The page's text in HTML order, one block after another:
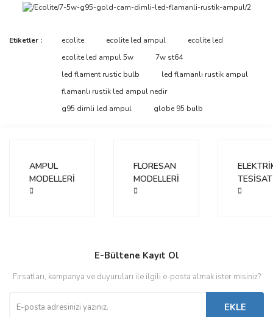
Bu ürüne ilk yorumu siz yapın!
Yorum Yaz
Bu ürünün fiyat bilgisi, resim, ürün açıklamalarında ve diğer
tarafımıza iletebilirsiniz.
Görüş ve önerileriniz için teşekkür ederiz.
Ürün resmi kalitesiz, bozuk veya görüntülenemiyor.
Bu ürüne benzer farklı alternatifler olmalı.
Gönder
Etiketler : ecolite ecolite led ampul
ecolite led
ecolite led ampul 5w
7w st64
led flament rustic bulb
led flamanlı rustik ampul
flamanlı rustik led ampul nedir
g95 dimli led ampul
globe 95 bulb
AMPUL
MODELLERİ
FLORESAN
MODELLERİ
TESİSAT
E-Bültene Kayıt Ol
Fırsatları, kampanya ve duyuruları ile ilgili e-posta almak ister misiniz?
EKLE